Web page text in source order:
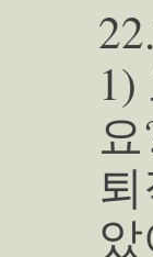
요